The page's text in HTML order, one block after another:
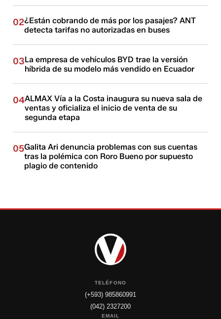
02¿Están cobrando de más por los pasajes? ANT
detecta tarifas no autorizadas en buses
03La empresa de vehículos BYD trae la versión
híbrida de su modelo más vendido en Ecuador
04ALMAX Vía a la Costa inaugura su nueva sala de
ventas y oficializa el inicio de venta de su
segunda etapa
05Galita Ari denuncia problemas con sus cuentas
tras la polémica con Roro Bueno por supuesto
plagio de contenido
TELÉFONO
(+593) 985860991
(042) 2327200
EMAIL